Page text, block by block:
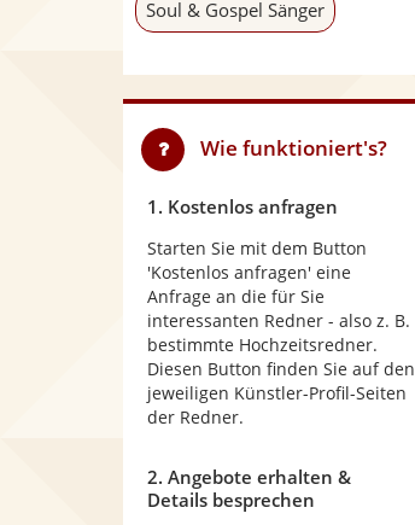
Soul & Gospel Sänger
Wie funktioniert's?
1. Kostenlos anfragen
Starten Sie mit dem Button
'Kostenlos anfragen' eine
Anfrage an die für Sie
interessanten Redner - also z. B.
bestimmte Hochzeitsredner.
Diesen Button finden Sie auf den
jeweiligen Künstler-Profil-Seiten
der Redner.
2. Angebote erhalten &
Details besprechen